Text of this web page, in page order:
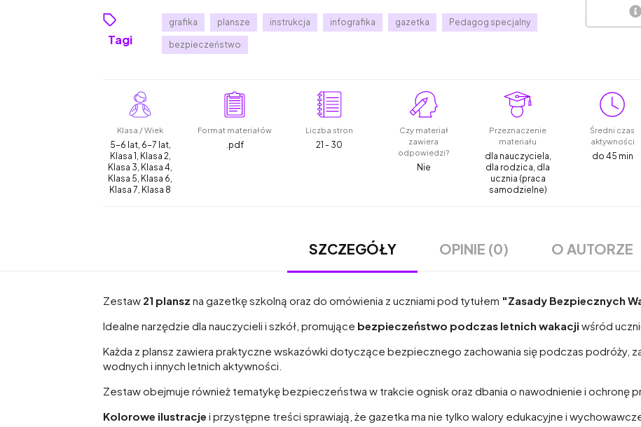
Tagi
grafika plansze instrukcja infografika gazetka Pedagog specjalny
bezpieczeństwo
Klasa / Wiek
5-6 lat, 6-7 lat,
Klasa 1, Klasa 2,
Klasa 3, Klasa 4,
Klasa 5, Klasa 6,
Klasa 7, Klasa 8
Format materiałów
.pdf
Liczba stron
21 - 30
Czy materiał
zawiera
odpowiedzi?
Nie
Przeznaczenie
materiału
dla nauczyciela,
dla rodzica, dla
ucznia (praca
samodzielne)
Średni czas
aktywności
do 45 min
SZCZEGÓŁY OPINIE (0) O AUTORZE
Zestaw 21 plansz na gazetkę szkolną oraz do omówienia z uczniami pod tytułem "Zasady Bezpiecznych
Idealne narzędzie dla nauczycieli i szkół, promujące bezpieczeństwo podczas letnich wakacji wśród
Każda z plansz zawiera praktyczne wskazówki dotyczące bezpiecznego zachowania się podczas podróży,
wodnych i innych letnich aktywności.
Zestaw obejmuje również tematykę bezpieczeństwa w trakcie ognisk oraz dbania o nawodnienie i ochronę
Kolorowe ilustracje i przystępne treści sprawiają, że gazetka ma nie tylko walory edukacyjne i